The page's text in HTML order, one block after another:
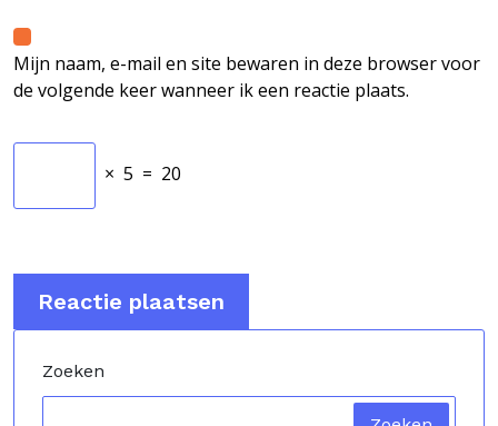
Mijn naam, e-mail en site bewaren in deze browser voor
de volgende keer wanneer ik een reactie plaats.
× 5 = 20
Zoeken